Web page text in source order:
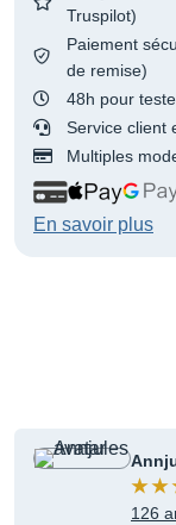
Truspilot)
Paiement
de remise)
48h pour
Service client
Multiples
En savoir plus
126